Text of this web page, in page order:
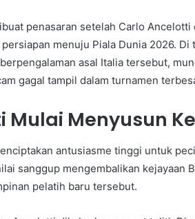
penasaran setelah Carlo
menuju Piala Dunia 2026.
asal Italia tersebut,
gagal tampil dalam turnamen
Mulai Menyusun
antusiasme tinggi untuk
sanggup mengembalikan kejayaan
pelatih baru tersebut.